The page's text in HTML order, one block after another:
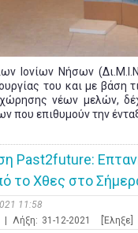
Ιονίων Νήσων
του και με βάση
νέων μελών,
που επιθυμούν την
Past2future:
το Χθες στο
11:58
| Λήξη: 31-12-2021 [Έληξε]